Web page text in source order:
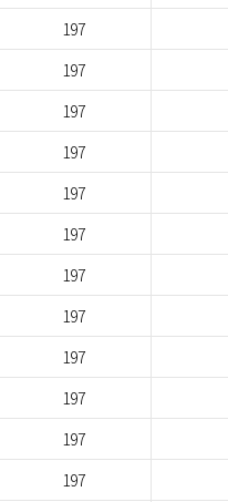
197
197
197
197
197
197
197
197
197
197
197
197